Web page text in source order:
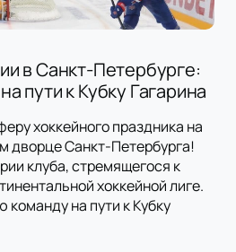
в Санкт-Петербурге:
пути к Кубку Гагарина
хоккейного праздника на
дворце Санкт-Петербурга!
клуба, стремящегося к
хоккейной лиге.
на пути к Кубку